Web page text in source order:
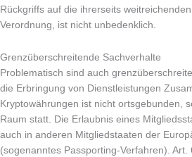
Rückgriffs auf die ihrerseits
Verordnung, ist nicht unbedenklich.
Grenzüberschreitende Sachverhalte
Problematisch sind auch
die Erbringung von Dienstleistungen
Kryptowährungen ist nicht ortsgebunden,
Raum statt. Die Erlaubnis eines
auch in anderen Mitgliedstaaten der
(sogenanntes Passporting-Verfahren). Art.